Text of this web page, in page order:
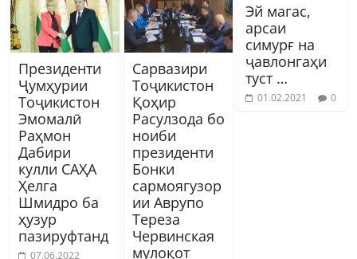
Президенти
Ҷумҳурии
Тоҷикистон
Эмомалӣ
Раҳмон
Дабири
кулли САҲА
Ҳелга
Шмидро ба
ҳузур
пазируфтанд
07.06.2022
Сарвазири
Тоҷикистон
Қоҳир
Расулзода бо
ноиби
президенти
Бонки
сармоягузор
ии Аврупо
Тереза
Червинская
мулоқот
Эй магас,
арсаи
симурғ на
ҷавлонгаҳи
туст …
01.02.2021 0